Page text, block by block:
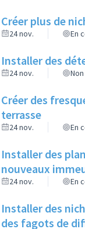
Créer plus
24 nov. En
Installer des
24 nov.
Créer des
terrasse
24 nov. En
Installer des
nouveaux
24 nov. En
Installer des
des fagots de